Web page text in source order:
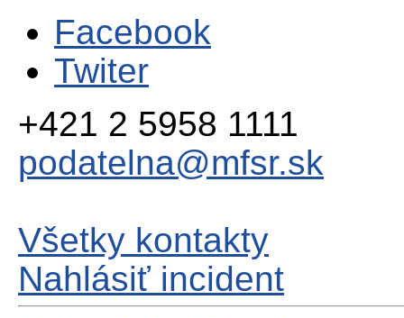
Facebook
Twiter
+421 2 5958 1111
podatelna@mfsr.sk
Všetky kontakty
Nahlásiť incident